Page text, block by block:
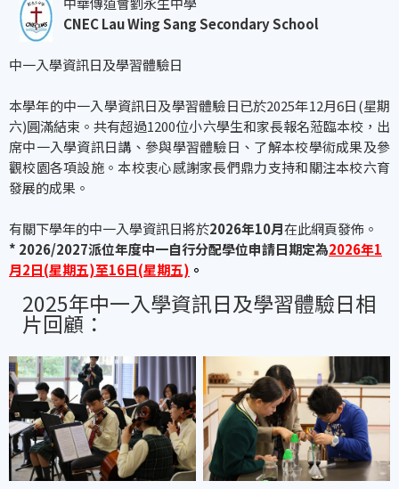
CNEC Lau Wing Sang Secondary School
中一入學資訊日及學習體驗日
本學年的中一入學資訊日及學習體驗日已於2025年12月6日(星期
六)圓滿結束。共有超過1200位小六學生和家長報名蒞臨本校，出
席中一入學資訊日講、參與學習體驗日、了解本校學術成果及參
觀校園各項設施。本校衷心感謝家長們鼎力支持和關注本校六育
發展的成果。
有關下學年的中一入學資訊日將於2026年10月在此網頁發佈。
* 2026/2027派位年度中一自行分配學位申請日期定為2026年1
月2日(星期五)至16日(星期五) 。
2025年中一入學資訊日及學習體驗日相
片回顧：